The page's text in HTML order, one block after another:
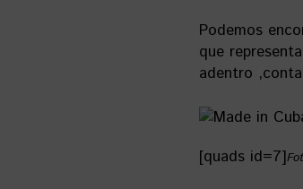
Podemos
que
adentro
[quads id=7]